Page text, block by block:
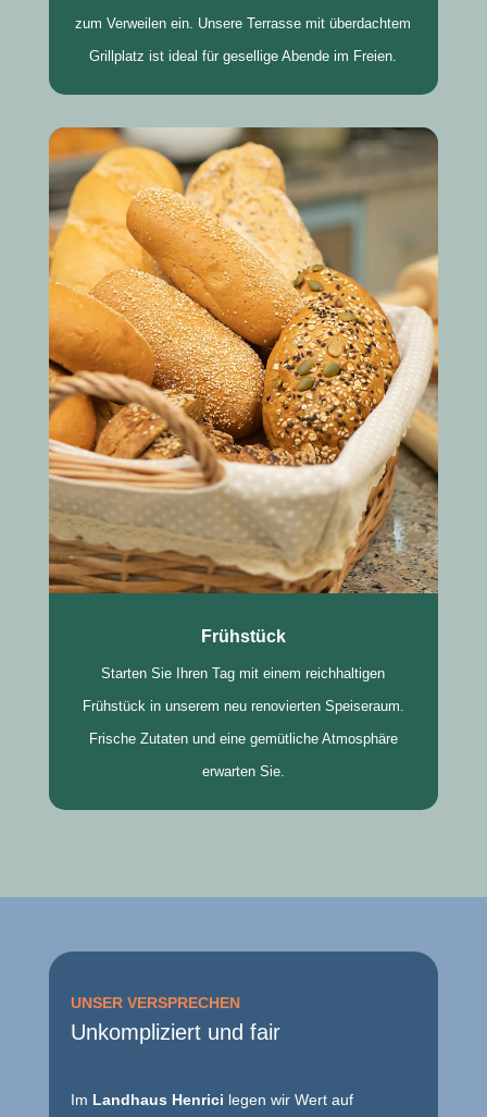
zum Verweilen ein. Unsere Terrasse mit überdachtem
Grillplatz ist ideal für gesellige Abende im Freien.
Frühstück
Starten Sie Ihren Tag mit einem reichhaltigen
Frühstück in unserem neu renovierten Speiseraum.
Frische Zutaten und eine gemütliche Atmosphäre
erwarten Sie.
UNSER VERSPRECHEN
Unkompliziert und fair
Im Landhaus Henrici legen wir Wert auf